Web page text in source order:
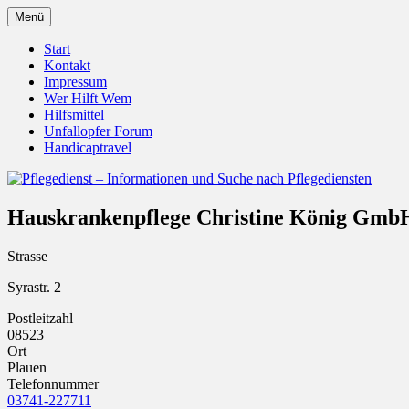
Zum
Inhalt
springen
Pflegedienst – Informationen
Menü
Start
Kontakt
Impressum
Wer Hilft Wem
Hilfsmittel
Unfallopfer Forum
Handicaptravel
Hauskrankenpflege Christine König
Strasse
Syrastr. 2
Postleitzahl
08523
Ort
Plauen
Telefonnummer
03741-227711